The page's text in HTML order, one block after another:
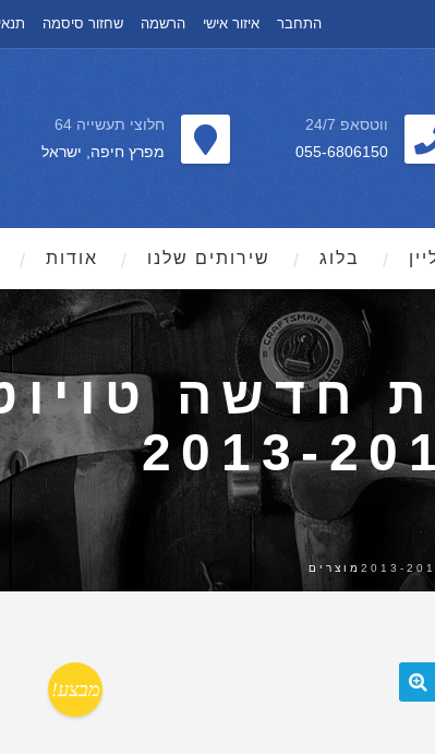
התחבר איזור אישי הרשמה שחזור סיסמה
ווטסאפ 24/7
055-6806150
חלוצי תעשייה 64
מפרץ חיפה, ישראל
בלוג שירותים שלנו אודות
חדשה
2013-
מוצרים
מבצע!